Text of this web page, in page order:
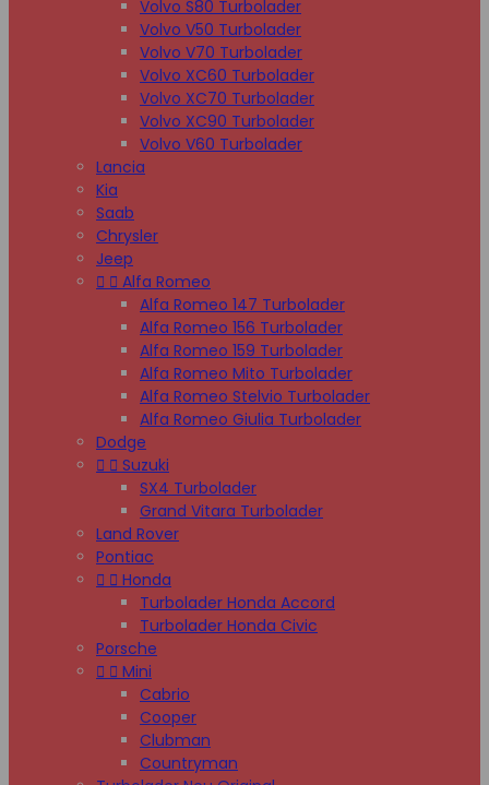
Volvo S80 Turbolader
Volvo V50 Turbolader
Volvo V70 Turbolader
Volvo XC60 Turbolader
Volvo XC70 Turbolader
Volvo XC90 Turbolader
Volvo V60 Turbolader
Lancia
Kia
Saab
Chrysler
Jeep
  Alfa Romeo
Alfa Romeo 147 Turbolader
Alfa Romeo 156 Turbolader
Alfa Romeo 159 Turbolader
Alfa Romeo Mito Turbolader
Alfa Romeo Stelvio Turbolader
Alfa Romeo Giulia Turbolader
Dodge
  Suzuki
SX4 Turbolader
Grand Vitara Turbolader
Land Rover
Pontiac
  Honda
Turbolader Honda Accord
Turbolader Honda Civic
Porsche
  Mini
Cabrio
Cooper
Clubman
Countryman